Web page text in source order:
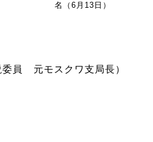
名（6月13日）
員 元モスクワ支局長）